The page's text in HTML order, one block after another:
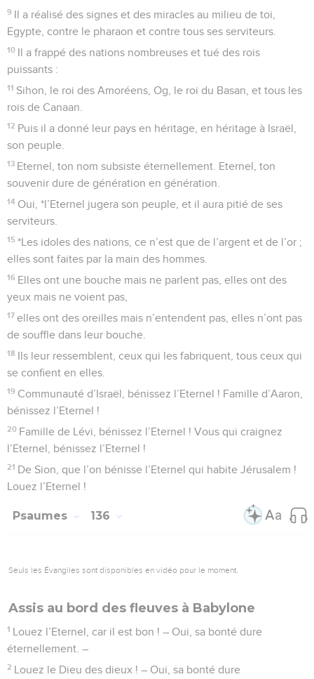
9 Il a réalisé des signes et des miracles au milieu de toi,
Egypte, contre le pharaon et contre tous ses serviteurs.
10 Il a frappé des nations nombreuses et tué des rois
puissants :
11 Sihon, le roi des Amoréens, Og, le roi du Basan, et tous les
rois de Canaan.
12 Puis il a donné leur pays en héritage, en héritage à Israël,
son peuple.
13 Eternel, ton nom subsiste éternellement. Eternel, ton
souvenir dure de génération en génération.
14 Oui, *l’Eternel jugera son peuple, et il aura pitié de ses
serviteurs.
15 *Les idoles des nations, ce n’est que de l’argent et de l’or ;
elles sont faites par la main des hommes.
16 Elles ont une bouche mais ne parlent pas, elles ont des
yeux mais ne voient pas,
17 elles ont des oreilles mais n’entendent pas, elles n’ont pas
de souffle dans leur bouche.
18 Ils leur ressemblent, ceux qui les fabriquent, tous ceux qui
se confient en elles.
19 Communauté d’Israël, bénissez l’Eternel ! Famille d’Aaron,
bénissez l’Eternel !
20 Famille de Lévi, bénissez l’Eternel ! Vous qui craignez
l’Eternel, bénissez l’Eternel !
21 De Sion, que l’on bénisse l’Eternel qui habite Jérusalem !
Louez l’Eternel !
Psaumes 136
Seuls les Évangiles sont disponibles en vidéo pour le moment.
Assis au bord des fleuves à Babylone
1 Louez l’Eternel, car il est bon ! – Oui, sa bonté dure
éternellement. –
2 Louez le Dieu des dieux ! – Oui, sa bonté dure